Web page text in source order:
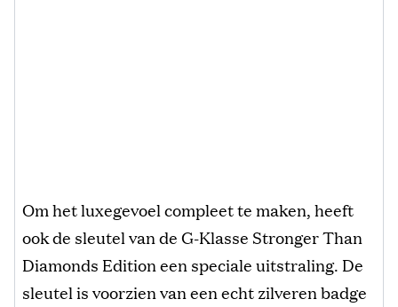
Om het luxegevoel compleet te maken, heeft
ook de sleutel van de G-Klasse Stronger Than
Diamonds Edition een speciale uitstraling. De
sleutel is voorzien van een echt zilveren badge